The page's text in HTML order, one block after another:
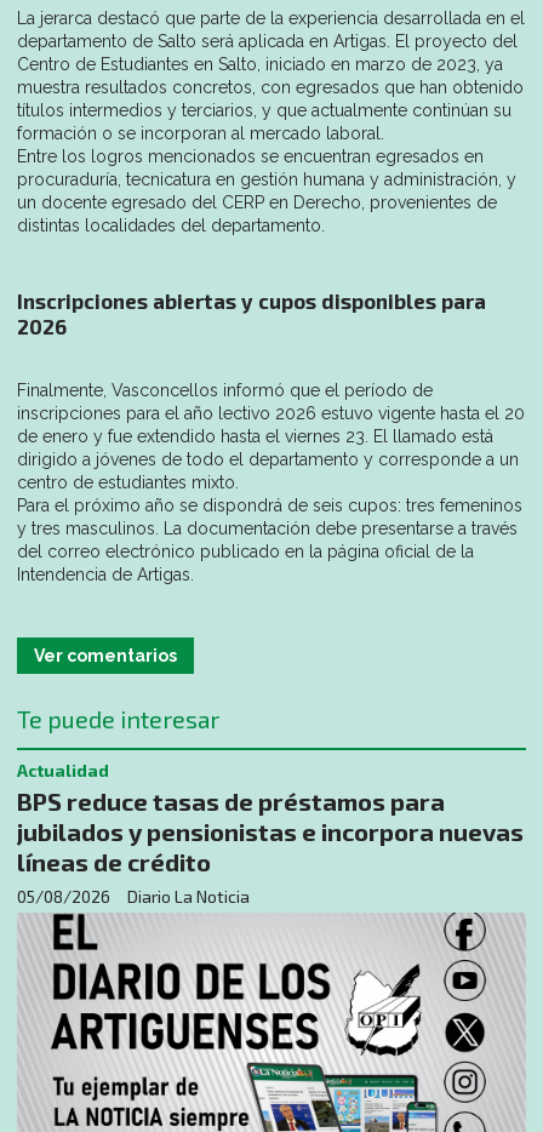
La jerarca destacó que parte de la experiencia desarrollada en el
departamento de Salto será aplicada en Artigas. El proyecto del
Centro de Estudiantes en Salto, iniciado en marzo de 2023, ya
muestra resultados concretos, con egresados que han obtenido
títulos intermedios y terciarios, y que actualmente continúan su
formación o se incorporan al mercado laboral.
Entre los logros mencionados se encuentran egresados en
procuraduría, tecnicatura en gestión humana y administración, y
un docente egresado del CERP en Derecho, provenientes de
distintas localidades del departamento.
Inscripciones abiertas y cupos disponibles para
2026
Finalmente, Vasconcellos informó que el período de
inscripciones para el año lectivo 2026 estuvo vigente hasta el 20
de enero y fue extendido hasta el viernes 23. El llamado está
dirigido a jóvenes de todo el departamento y corresponde a un
centro de estudiantes mixto.
Para el próximo año se dispondrá de seis cupos: tres femeninos
y tres masculinos. La documentación debe presentarse a través
del correo electrónico publicado en la página oficial de la
Intendencia de Artigas.
Ver comentarios
Te puede interesar
BPS reduce tasas de préstamos para
jubilados y pensionistas e incorpora nuevas
líneas de crédito
Diario La Noticia
Actualidad
05/08/2026